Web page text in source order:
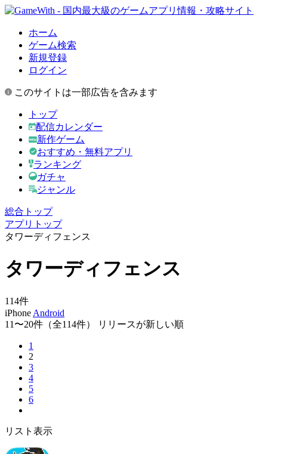
ホーム
ゲーム検索
新規登録
ログイン
このサイトは一部広告を含みます
トップ
配信カレンダー
新作ゲーム
おすすめ・無料アプリ
ランキング
ガチャ
ジャンル
総合トップ
アプリトップ
タワーディフェンス
タワーディフェンス
114件
iPhone Android
11〜20件 （全114件） リリースが新しい順
1
2
3
4
5
6
リスト表示